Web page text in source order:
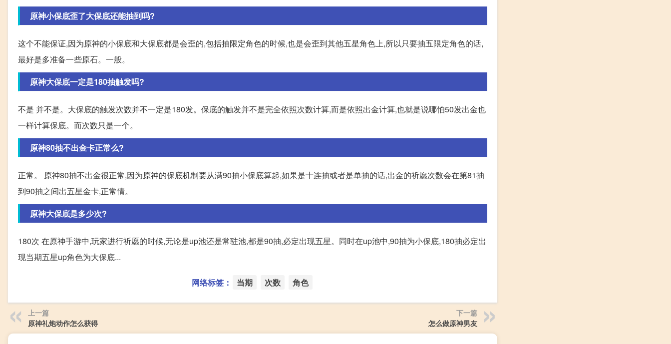
原神小保底歪了大保底还能抽到吗?
这个不能保证,因为原神的小保底和大保底都是会歪的,包括抽限定角色的时候,也是会歪到其他五星角色上,所以只要抽五限定角色的话,
最好是多准备一些原石。一般。
原神大保底一定是180抽触发吗?
不是 并不是。大保底的触发次数并不一定是180发。保底的触发并不是完全依照次数计算,而是依照出金计算,也就是说哪怕50发出金也
一样计算保底。而次数只是一个。
原神80抽不出金卡正常么?
正常。 原神80抽不出金很正常,因为原神的保底机制要从满90抽小保底算起,如果是十连抽或者是单抽的话,出金的祈愿次数会在第81抽
到90抽之间出五星金卡,正常情。
原神大保底是多少次?
180次 在原神手游中,玩家进行祈愿的时候,无论是up池还是常驻池,都是90抽,必定出现五星。同时在up池中,90抽为小保底,180抽必定出
现当期五星up角色为大保底...
网络标签： 当期 次数 角色
上一篇
原神礼炮动作怎么获得
下一篇
怎么做原神男友